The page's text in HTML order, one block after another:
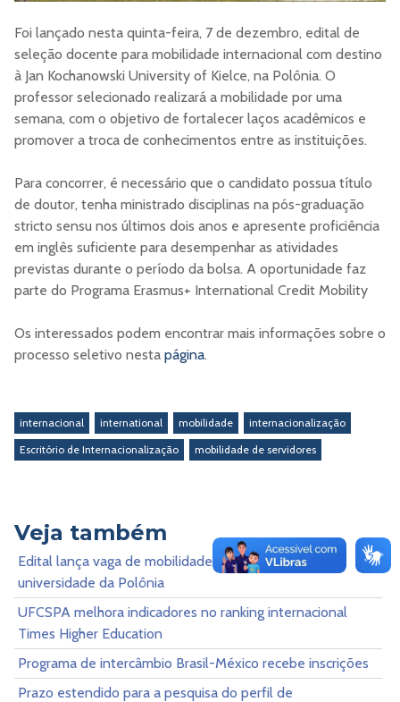
Foi lançado nesta quinta-feira, 7 de dezembro, edital de
seleção docente para mobilidade internacional com destino
à Jan Kochanowski University of Kielce, na Polônia. O
professor selecionado realizará a mobilidade por uma
semana, com o objetivo de fortalecer laços acadêmicos e
promover a troca de conhecimentos entre as instituições.
Para concorrer, é necessário que o candidato possua título
de doutor, tenha ministrado disciplinas na pós-graduação
stricto sensu nos últimos dois anos e apresente proficiência
em inglês suficiente para desempenhar as atividades
previstas durante o período da bolsa. A oportunidade faz
parte do Programa Erasmus+ International Credit Mobility
Os interessados podem encontrar mais informações sobre o
processo seletivo nesta página.
internacional international mobilidade
internacionalização
Escritório de Internacionalização
mobilidade de servidores
Veja também
Edital lança vaga de mobilidade docente para
universidade da Polônia
UFCSPA melhora indicadores no ranking internacional
Times Higher Education
Programa de intercâmbio Brasil-México recebe inscrições
Prazo estendido para a pesquisa do perfil de